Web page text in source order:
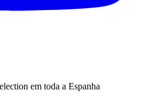
em toda a Espanha